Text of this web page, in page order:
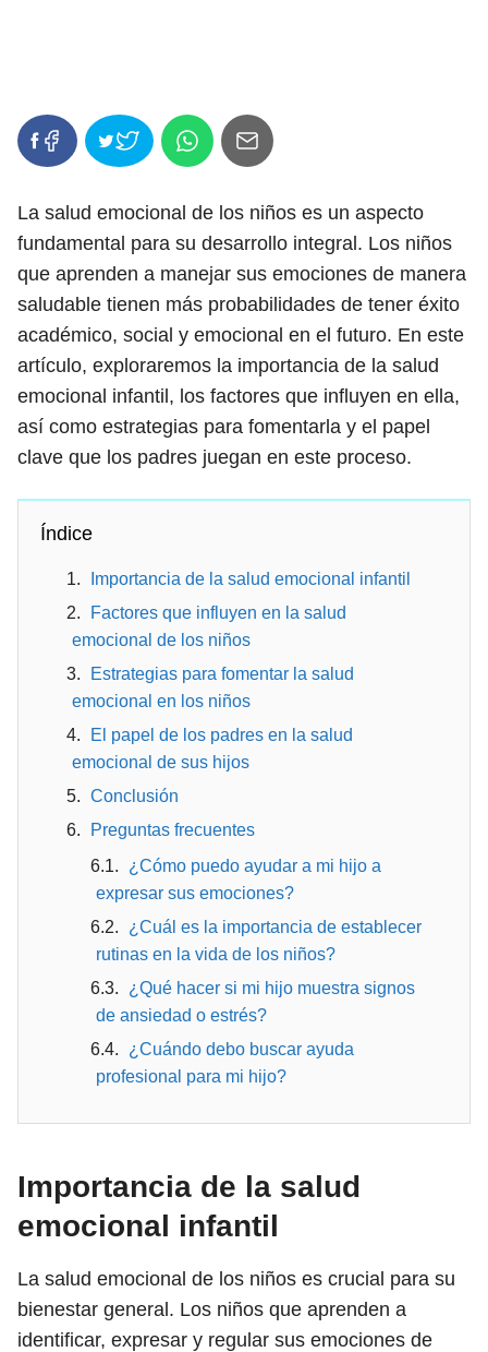
La salud emocional de los niños es un aspecto
fundamental para su desarrollo integral. Los niños
que aprenden a manejar sus emociones de manera
saludable tienen más probabilidades de tener éxito
académico, social y emocional en el futuro. En este
artículo, exploraremos la importancia de la salud
emocional infantil, los factores que influyen en ella,
así como estrategias para fomentarla y el papel
clave que los padres juegan en este proceso.
Índice
Importancia de la salud emocional infantil
Factores que influyen en la salud
emocional de los niños
Estrategias para fomentar la salud
emocional en los niños
El papel de los padres en la salud
emocional de sus hijos
Conclusión
Preguntas frecuentes
¿Cómo puedo ayudar a mi hijo a
expresar sus emociones?
¿Cuál es la importancia de establecer
rutinas en la vida de los niños?
¿Qué hacer si mi hijo muestra signos
de ansiedad o estrés?
¿Cuándo debo buscar ayuda
profesional para mi hijo?
Importancia de la salud
emocional infantil
La salud emocional de los niños es crucial para su
bienestar general. Los niños que aprenden a
identificar, expresar y regular sus emociones de